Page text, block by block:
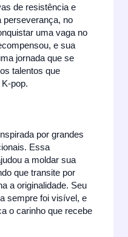
de resistência e
perseverança, no
uma vaga no
e sua
jornada que se
talentos que
pop.
por grandes
Essa
a moldar sua
que transite por
a originalidade. Seu
sempre foi visível, e
o carinho que recebe